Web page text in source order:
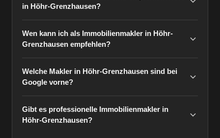
in Höhr-Grenzhausen?
Wen kann ich als Immobilienmakler in Höhr-
Grenzhausen empfehlen?
Welche Makler in Höhr-Grenzhausen sind bei
Google vorne?
Gibt es professionelle Immobilienmakler in
Höhr-Grenzhausen?